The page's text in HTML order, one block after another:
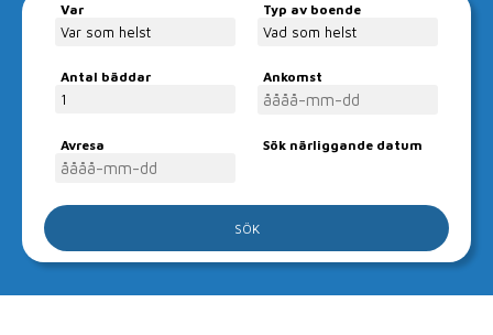
Var Typ av boende
Antal bäddar Ankomst
Avresa Sök närliggande datum
Boka ditt
boende direkt